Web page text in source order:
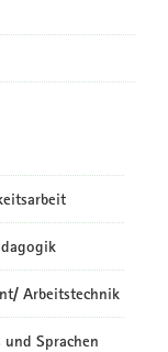
Arbeitstechnik
Sprachen